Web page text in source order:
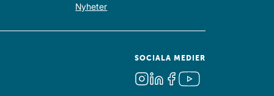
Nyheter
SOCIALA MEDIER